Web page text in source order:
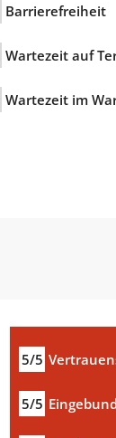
Barrierefreiheit
Wartezeit auf
Wartezeit im
5/5
5/5